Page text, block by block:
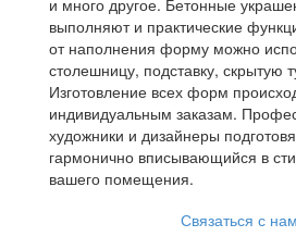
и много другое. Бетонные
выполняют и практические
от наполнения форму можно
столешницу, подставку, скрытую
Изготовление всех форм
индивидуальным заказам.
художники и дизайнеры
гармонично вписывающийся в
вашего помещения.
Связаться с